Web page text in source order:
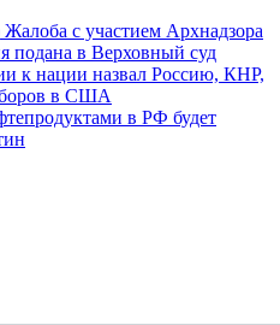
Жалоба с участием Архнадзора
подана в Верховный суд
к нации назвал Россию, КНР,
в США
в РФ будет